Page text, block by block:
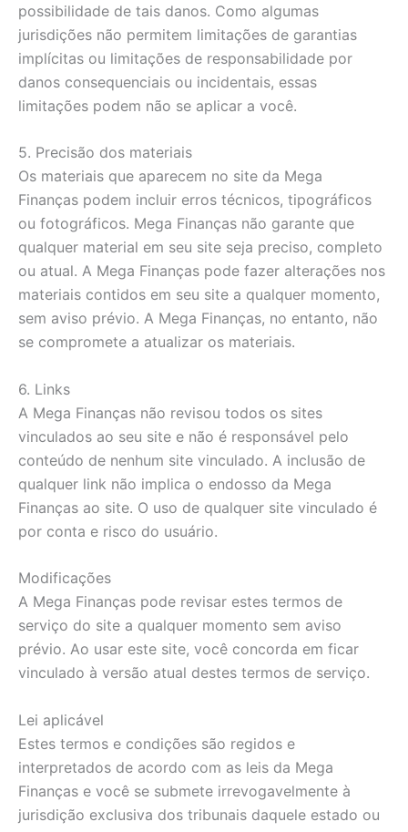
possibilidade de tais danos. Como algumas
jurisdições não permitem limitações de garantias
implícitas ou limitações de responsabilidade por
danos consequenciais ou incidentais, essas
limitações podem não se aplicar a você.
5. Precisão dos materiais
Os materiais que aparecem no site da Mega
Finanças podem incluir erros técnicos, tipográficos
ou fotográficos. Mega Finanças não garante que
qualquer material em seu site seja preciso, completo
ou atual. A Mega Finanças pode fazer alterações nos
materiais contidos em seu site a qualquer momento,
sem aviso prévio. A Mega Finanças, no entanto, não
se compromete a atualizar os materiais.
6. Links
A Mega Finanças não revisou todos os sites
vinculados ao seu site e não é responsável pelo
conteúdo de nenhum site vinculado. A inclusão de
qualquer link não implica o endosso da Mega
Finanças ao site. O uso de qualquer site vinculado é
por conta e risco do usuário.
Modificações
A Mega Finanças pode revisar estes termos de
serviço do site a qualquer momento sem aviso
prévio. Ao usar este site, você concorda em ficar
vinculado à versão atual destes termos de serviço.
Lei aplicável
Estes termos e condições são regidos e
interpretados de acordo com as leis da Mega
Finanças e você se submete irrevogavelmente à
jurisdição exclusiva dos tribunais daquele estado ou